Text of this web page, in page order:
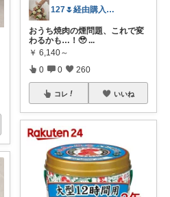
127🌷経由購入感謝✨
おうち焼肉の煙問題、これで変
わるかも…！🥹 ...
￥ 6,140～
0 0 260
コレ いいね